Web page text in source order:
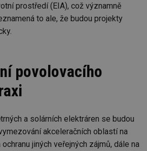
prostředí (EIA), což významně
to ale, že budou projekty
povolovacího
a solárních elektráren se budou
akceleračních oblastí na
jiných veřejných zájmů, dále na